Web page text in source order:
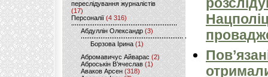
переслідування журналістів
(17)
Персоналії (4 316)
Абдуллін Олександр (3)
Борзова Ірина(1)
Абромавичус Айварас (2)
Аброськін В’ячеслав(1)
Аваков Арсен (318)